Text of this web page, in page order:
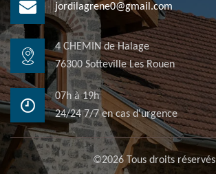
jordilagrene0@gmail.com
4 CHEMIN de Halage
76300 Sotteville Les Rouen
07h à 19h
24/24 7/7 en cas d'urgence
©2026 Tous droits réservés